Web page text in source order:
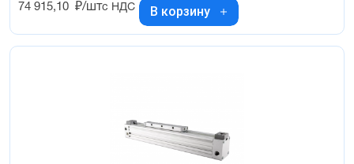
74 915,10 ₽/штс НДС В корзину